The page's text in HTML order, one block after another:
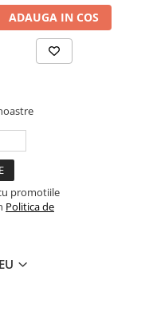
ADAUGA IN COS
promotiile
Politica de